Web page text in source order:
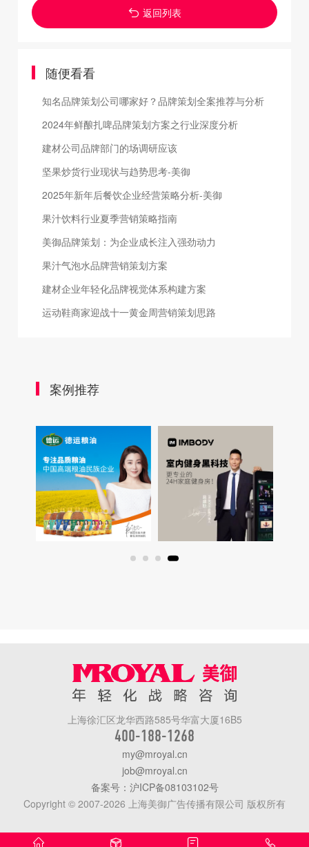
返回列表
随便看看
知名品牌策划公司哪家好？品牌策划全案推荐与分析
2024年鲜酿扎啤品牌策划方案之行业深度分析
建材公司品牌部门的场调研应该
坚果炒货行业现状与趋势思考-美御
2025年新年后餐饮企业经营策略分析-美御
果汁饮料行业夏季营销策略指南
美御品牌策划：为企业成长注入强劲动力
果汁气泡水品牌营销策划方案
建材企业年轻化品牌视觉体系构建方案
运动鞋商家迎战十一黄金周营销策划思路
案例推荐
上海徐汇区龙华西路585号华富大厦16B5
400-188-1268
my@mroyal.cn
job@mroyal.cn
备案号：沪ICP备08103102号
Copyright © 2007-2026 上海美御广告传播有限公司 版权所有